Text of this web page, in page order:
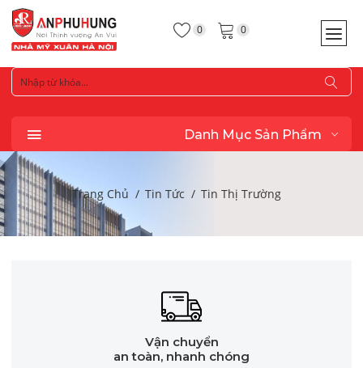
0 0
Danh Mục Sản Phẩm
Trang Chủ Tin Tức Tin Thị Trường
Vận chuyển
an toàn, nhanh chóng